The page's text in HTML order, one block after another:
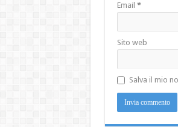
Email *
Sito web
Salva il mio